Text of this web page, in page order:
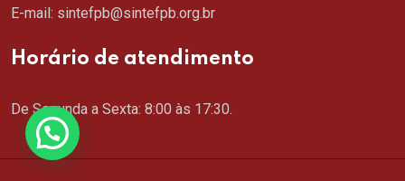
E-mail: sintefpb@sintefpb.org.br
Horário de atendimento
De Segunda a Sexta: 8:00 às 17:30.